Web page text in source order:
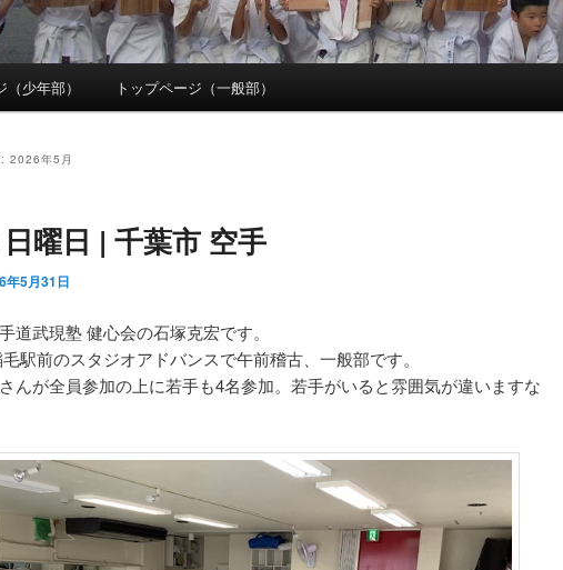
（少年部） トップページ（一般部）
2026年5月
曜日 | 千葉市 空手
年5月31日
道武現塾 健心会の石塚克宏です。
駅前のスタジオアドバンスで午前稽古、一般部です。
んが全員参加の上に若手も4名参加。若手がいると雰囲気が違いますな